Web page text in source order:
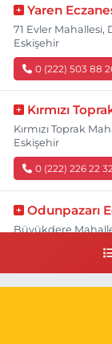
Yaren
71 Evler Mahallesi,
Eskişehir
0 (222) 503 88
Kırmızı
Kırmızı Toprak
Eskişehir
0 (222) 226 22
Odunpazarı
Büyükdere
Yenidoğan